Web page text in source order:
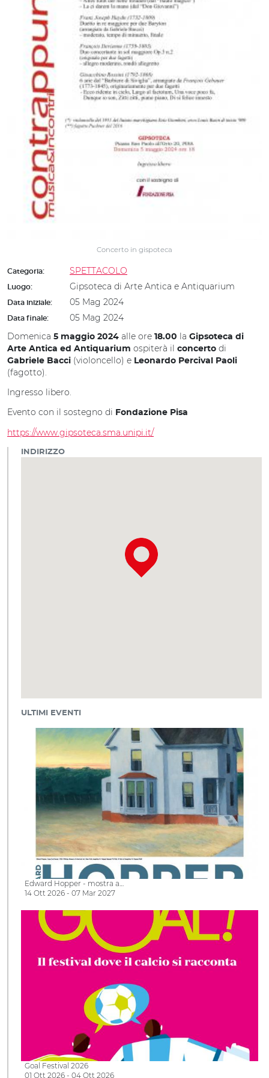
Concerto in gispoteca
Categoria: SPETTACOLO
Luogo: Gipsoteca di Arte Antica e Antiquarium
Data iniziale: 05 Mag 2024
Data finale:
05 Mag 2024
Domenica 5 maggio 2024 alle ore 18.00 la Gipsoteca di
Arte Antica ed Antiquarium ospiterà il concerto di
Gabriele Bacci (violoncello) e Leonardo Percival Paoli
(fagotto).
Ingresso libero.
Evento con il sostegno di Fondazione Pisa
https://www.gipsoteca.sma.unipi.it/
INDIRIZZO
ULTIMI EVENTI
Edward Hopper - mostra a…
14 Ott 2026 - 07 Mar 2027
Goal Festival 2026
01 Ott 2026 - 04 Ott 2026